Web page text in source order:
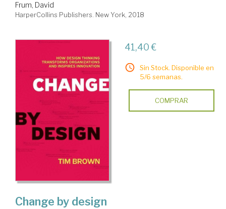
Frum, David
HarperCollins Publishers. New York, 2018
41,40 €
Sin Stock. Disponible en
5/6 semanas.
COMPRAR
Change by design